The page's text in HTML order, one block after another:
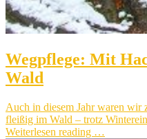
Wegpflege: Mit
Wald
Auch in diesem Jahr waren wir
fleißig im Wald – trotz
Weiterlesen reading …